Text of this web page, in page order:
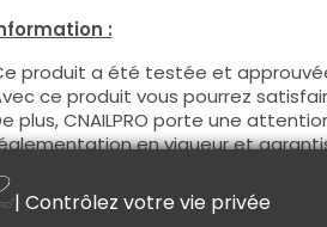
:
produit a été testée et
ce produit vous pourrez
plus, CNAILPRO porte une
en vigueur et
:
| Contrôlez votre vie privée